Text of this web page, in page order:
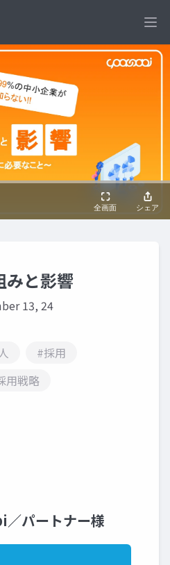
と影響
13, 24
#採用
用戦略
パートナー様